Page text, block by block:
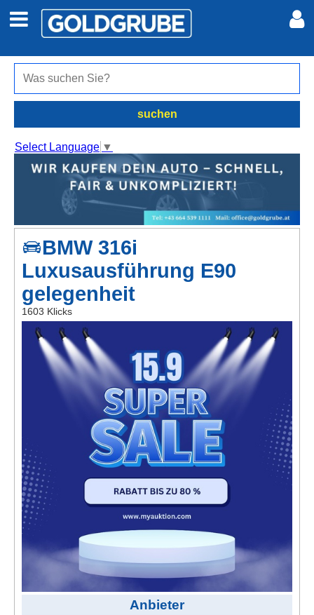
Auto + Motor
Jobs
Marktplatz
Erotik
Auktionen
jetzt inserieren
Kontakt
AGB, Nutzungsbedingungen
Impressum
Meine Inserate
Anmelden
suchen
Select Language ▼
BMW 316i
Luxusausführung E90
gelegenheit
1603 Klicks
Anbieter